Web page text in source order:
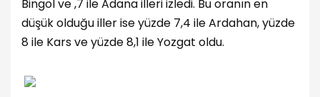
Bingöl ve ,7 ile Adana illeri izledi. Bu oranın en
düşük olduğu iller ise yüzde 7,4 ile Ardahan, yüzde
8 ile Kars ve yüzde 8,1 ile Yozgat oldu.